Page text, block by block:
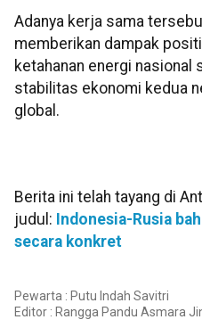
Adanya kerja sama
memberikan dampak
ketahanan energi nasional
stabilitas ekonomi kedua
global.
Berita ini telah tayang di
judul: Indonesia-Rusia
secara konkret
Pewarta : Putu Indah Savitri
Editor : Rangga Pandu Asmara